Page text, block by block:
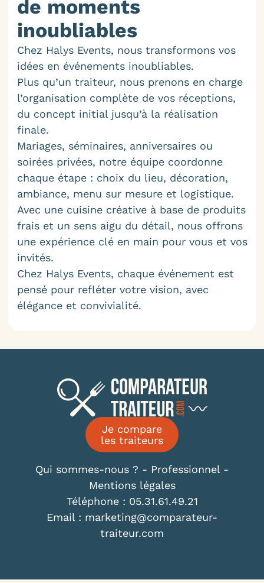
de moments
inoubliables
Chez Halys Events, nous transformons vos
idées en événements inoubliables.
Plus qu’un traiteur, nous prenons en charge
l’organisation complète de vos réceptions,
du concept initial jusqu’à la réalisation
finale.
Mariages, séminaires, anniversaires ou
soirées privées, notre équipe coordonne
chaque étape : choix du lieu, décoration,
ambiance, menu sur mesure et logistique.
Avec une cuisine créative à base de produits
frais et un sens aigu du détail, nous offrons
une expérience clé en main pour vous et vos
invités.
Chez Halys Events, chaque événement est
pensé pour refléter votre vision, avec
élégance et convivialité.
Je compare
les traiteurs
Qui sommes-nous ? - Professionnel -
Mentions légales
Téléphone : 05.31.61.49.21
Email : marketing@comparateur-
traiteur.com